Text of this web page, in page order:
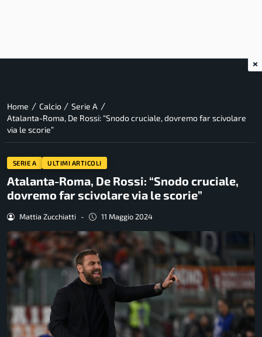
Home / Calcio / Serie A /
Atalanta-Roma, De Rossi: “Snodo cruciale, dovremo far scivolare
via le scorie”
SERIE A ULTIMI ARTICOLI
Atalanta-Roma, De Rossi: “Snodo cruciale,
dovremo far scivolare via le scorie”
Mattia Zucchiatti - 11 Maggio 2024
×